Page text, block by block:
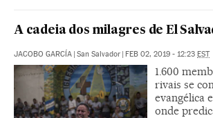
A cadeia dos milagres de El
JACOBO GARCÍA | San Salvador | FEB 02, 2019 - 12:23 EST
1.600
rivais se
evangélica
onde